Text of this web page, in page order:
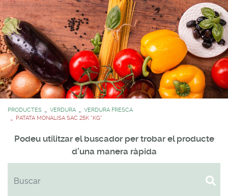
PRODUCTES VERDURA
VERDURA FRESCA
PATATA MONALISA SAC 25K *KG*
Podeu utilitzar el buscador per trobar el producte
d'una manera ràpida